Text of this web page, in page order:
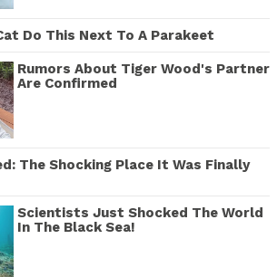
Do This Next To A Parakeet
Rumors About Tiger Wood's Partner
Are Confirmed
The Shocking Place It Was Finally
Scientists Just Shocked The World
In The Black Sea!